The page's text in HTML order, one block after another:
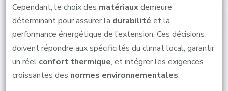
Cependant, le choix des matériauxdemeure
déterminant pour assurer la durabilité et la
performance énergétique de l’extension. Ces décisions
doivent répondre aux spécificités du climat local, garantir
un réel confort thermique, et intégrer les exigences
croissantes des normes environnementales.